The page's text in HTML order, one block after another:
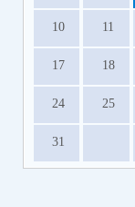
10 11
17 18
24 25
31